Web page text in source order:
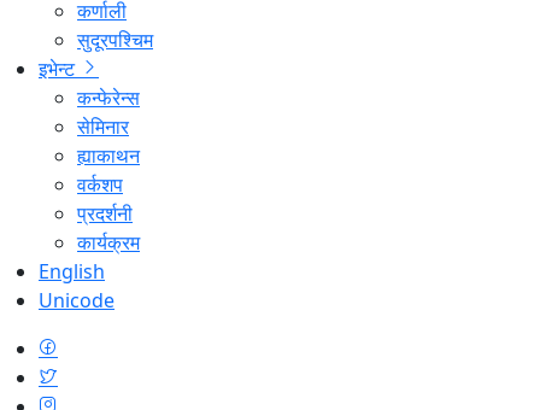
कर्णाली
सुदूरपश्चिम
इभेन्ट
कन्फेरेन्स
सेमिनार
ह्याकाथन
वर्कशप
प्रदर्शनी
कार्यक्रम
English
Unicode